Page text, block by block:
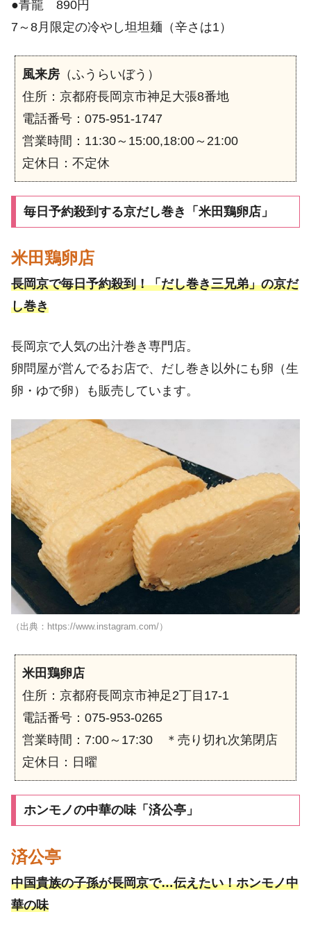
●青龍 890円
7～8月限定の冷やし坦坦麺（辛さは1）
風来房 （ふうらいぼう）
住所：京都府長岡京市神足大張8番地
電話番号：075-951-1747
営業時間：11:30～15:00,18:00～21:00
定休日：不定休
毎日予約殺到する京だし巻き「米田鶏卵店」
米田鶏卵店
長岡京で毎日予約殺到！「だし巻き三兄弟」の京だ
し巻き
長岡京で人気の出汁巻き専門店。
卵問屋が営んでるお店で、だし巻き以外にも卵（生
卵・ゆで卵）も販売しています。
（出典：https://www.instagram.com/）
米田鶏卵店
住所：京都府長岡京市神足2丁目17-1
電話番号：075-953-0265
営業時間：7:00～17:30 ＊売り切れ次第閉店
定休日：日曜
ホンモノの中華の味「済公亭」
済公亭
中国貴族の子孫が長岡京で…伝えたい！ホンモノ中
華の味